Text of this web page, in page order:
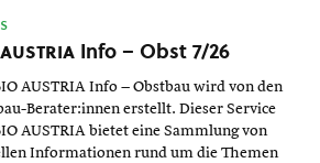
Info – Obst 7/26
AUSTRIA Info – Obstbau wird von den
Berater:innen erstellt. Dieser Service
AUSTRIA bietet eine Sammlung von
Informationen rund um die Themen